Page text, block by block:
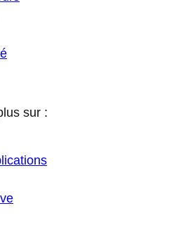
sur :